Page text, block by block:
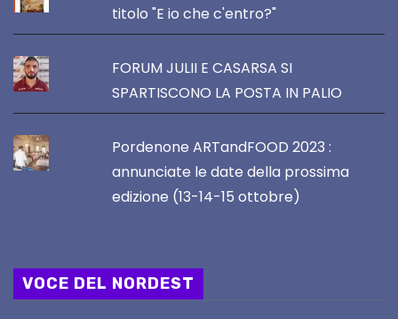
titolo "E io che c'entro?"
FORUM JULII E CASARSA SI
SPARTISCONO LA POSTA IN PALIO
Pordenone ARTandFOOD 2023 :
annunciate le date della prossima
edizione (13-14-15 ottobre)
VOCE DEL NORDEST